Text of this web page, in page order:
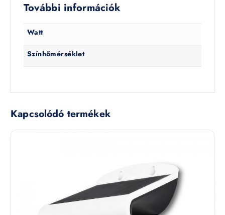
További információk
Watt
Színhőmérséklet
Kapcsolódó termékek